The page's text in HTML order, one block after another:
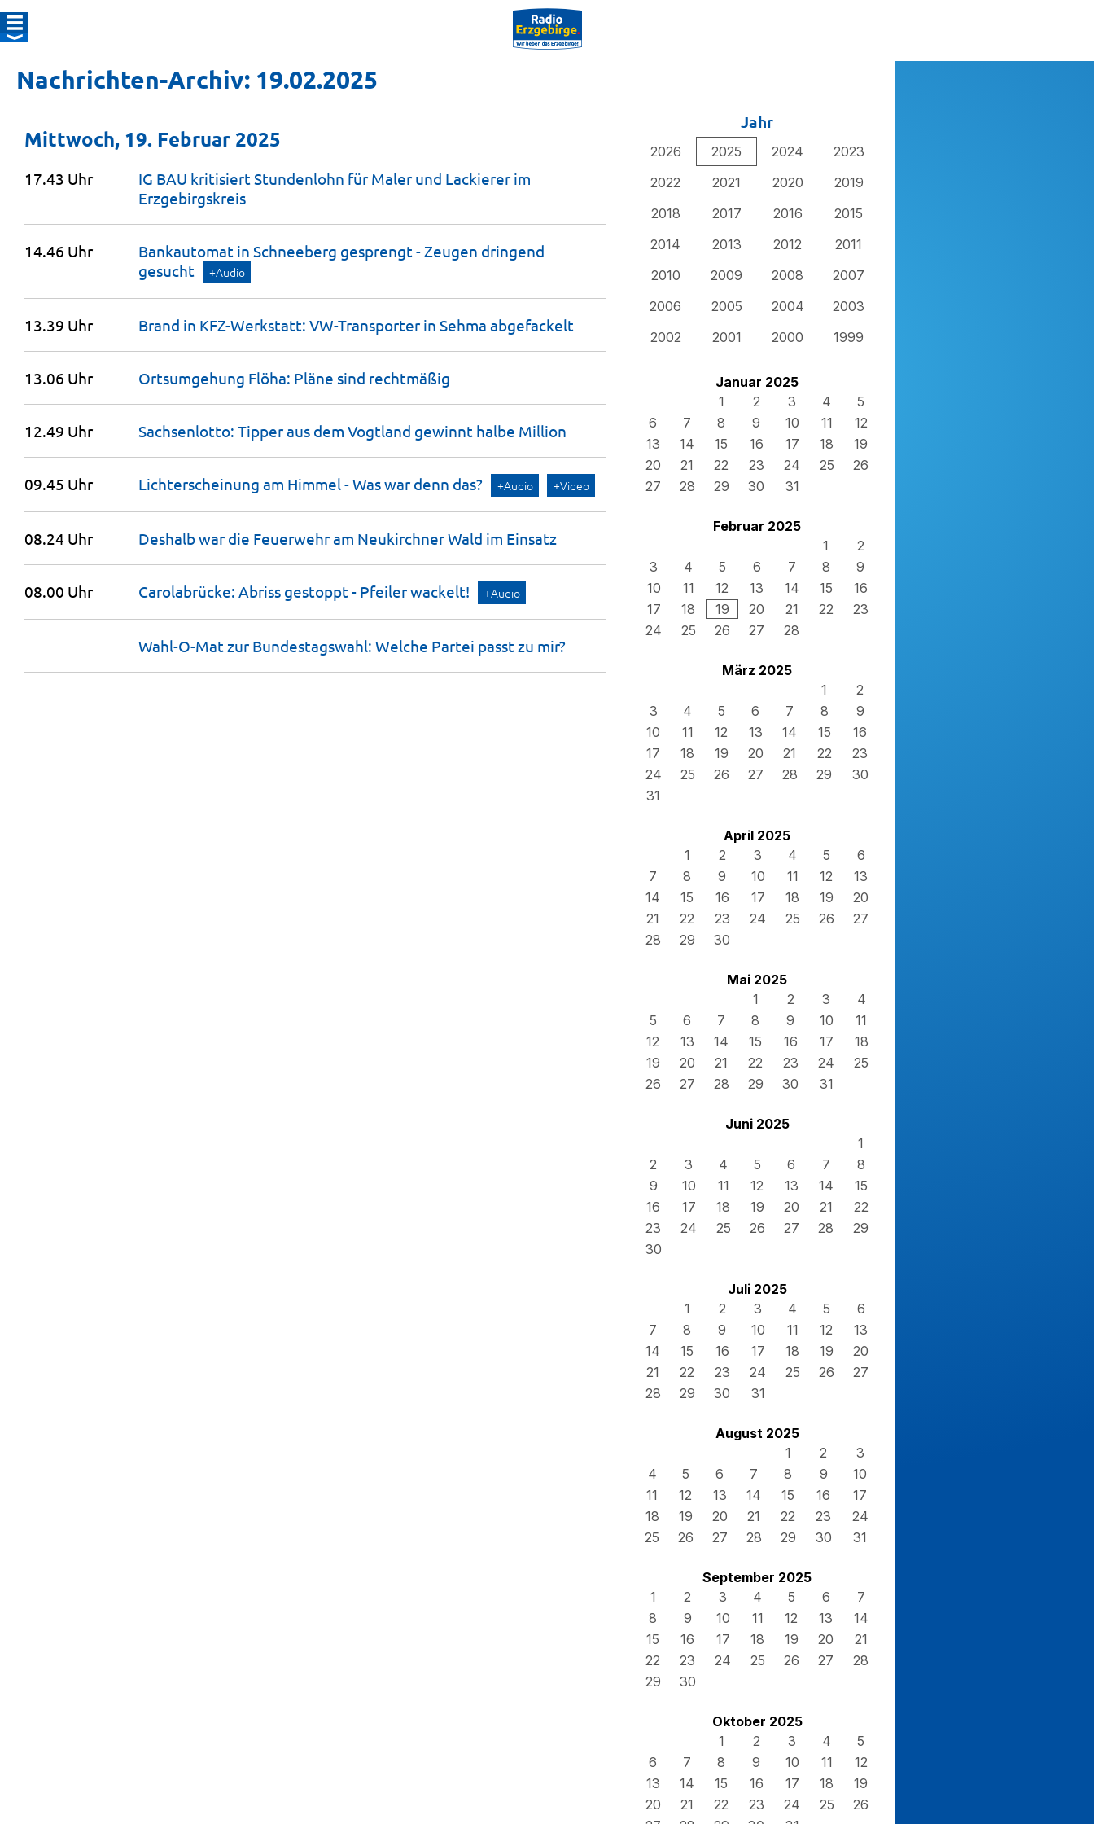
Nachrichten-Archiv: 19.02.2025
Jahr
2026 2025 2024
2023
2022
2021 2020
2019
2018
2017 2016
2015
2014
2013 2012
2011
2010
2009 2008
2007
2006
2005 2004
2003
2002
2001 2000 1999
Januar 2025
1
2 3 4
5
6
7 8 9 10 11
12
13
14 15 16 17 18
19
20
21 22 23 24 25
26
27
28 29 30 31
Februar 2025
1
2
3
4 5 6 7 8
9
10
11 12 13 14 15
16
17
18 19 20 21 22
23
24
25 26 27 28
März 2025
1
2
3
4 5 6 7 8
9
10
11 12 13 14 15
16
17
18 19 20 21 22
23
24
25 26 27 28 29
30
31
April 2025
1
2 3 4 5
6
7
8 9 10 11 12
13
14
15 16 17 18 19
20
21
22 23 24 25 26
27
28
29 30
Mai 2025
1
2 3
4
5
6 7 8 9 10
11
12
13 14 15 16 17
18
19
20 21 22 23 24
25
26
27 28 29 30 31
Juni 2025
1
2
3 4 5 6 7
8
9
10 11 12 13 14
15
16
17 18 19 20 21
22
23
24 25 26 27 28
29
30
Juli 2025
1
2 3 4 5
6
7
8 9 10 11 12
13
14
15 16 17 18 19
20
21
22 23 24 25 26
27
28
29 30 31
August 2025
1
2
3
4
5 6 7 8 9
10
11
12 13 14 15 16
17
18
19 20 21 22 23
24
25
26 27 28 29 30 31
September 2025
1
2 3 4 5 6
7
8
9 10 11 12 13
14
15
16 17 18 19 20
21
22
23 24 25 26 27
28
29
30
Oktober 2025
1
2 3 4
5
6
7 8 9 10 11
12
13
14 15 16 17 18
19
20
21 22 23 24 25
26
Mittwoch, 19. Februar 2025
17.43 Uhr
IG BAU kritisiert Stundenlohn für Maler und Lackierer im
Erzgebirgskreis
14.46 Uhr
Bankautomat in Schneeberg gesprengt - Zeugen dringend
gesucht
+Audio
13.39 Uhr Brand in KFZ-Werkstatt: VW-Transporter in Sehma abgefackelt
13.06 Uhr Ortsumgehung Flöha: Pläne sind rechtmäßig
12.49 Uhr Sachsenlotto: Tipper aus dem Vogtland gewinnt halbe Million
09.45 Uhr Lichterscheinung am Himmel - Was war denn das? +Audio +Video
08.24 Uhr Deshalb war die Feuerwehr am Neukirchner Wald im Einsatz
08.00 Uhr Carolabrücke: Abriss gestoppt - Pfeilerwackelt! +Audio
Wahl-O-Mat zur Bundestagswahl: Welche Partei passt zu mir?